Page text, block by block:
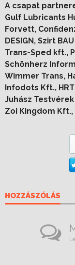
A csapat
Gulf Lubricants
Forvett,
DESIGN, Szirt
Trans-Sped kft.,
Schönherz
Wimmer Trans,
Infodots Kft.,
Juhász
Zoi Kingdom
HOZZÁSZÓLÁS